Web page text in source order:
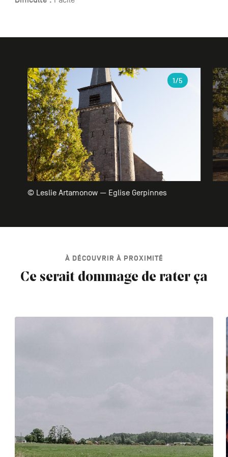
Galerie
© Leslie Artamonow — Eglise Gerpinnes
1/5
À DÉCOUVRIR À PROXIMITÉ
Ce serait dommage de rater ça